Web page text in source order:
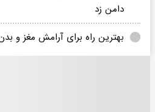
دامن زد
بهترین راه برای آرامش مغز و